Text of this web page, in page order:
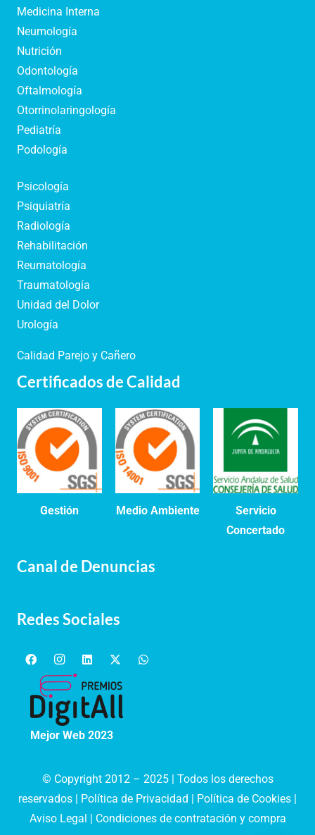
Medicina Interna
Neumología
Nutrición
Odontología
Oftalmología
Otorrinolaringología
Pediatría
Podología
Psicología
Psiquiatría
Radiología
Rehabilitación
Reumatología
Traumatología
Unidad del Dolor
Urología
Calidad Parejo y Cañero
Certificados de Calidad
Gestión Medio Ambiente
Servicio
Concertado
Canal de Denuncias
Redes Sociales
Mejor Web 2023
© Copyright 2012 – 2025 | Todos los derechos
reservados |
Política de Privacidad Política de Cookies
Aviso Legal
Condiciones de contratación y compra